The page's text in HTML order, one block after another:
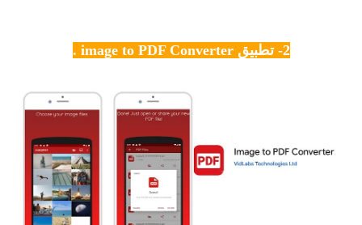
2- تطبيق image to PDF Converter .